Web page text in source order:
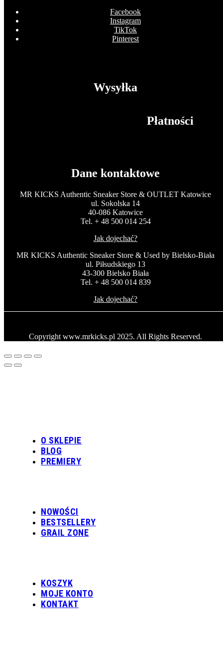
Facebook
Instagram
TikTok
Pinterest
Wysyłka
Płatności
Dane kontaktowe
MR KICKS Authentic Sneaker Store & OUTLET Katowice
ul. Sokolska 14
40-086 Katowice
Tel. + 48 500 014 254
Jak dojechać?
MR KICKS Authentic Sneaker Store & Used by Bielsko-Biała
ul. Piłsudskiego 13
43-300 Bielsko Biała
Tel. + 48 500 014 839
Jak dojechać?
Copyright www.mrkicks.pl 2025. All Rights Reserved.
O SKLEPIE
BLOG
PREMIERY
NOWOŚCI
BESTSELLERY
GRAIL ZONE
KOSZYK
MOJE KONTO
KONTAKT